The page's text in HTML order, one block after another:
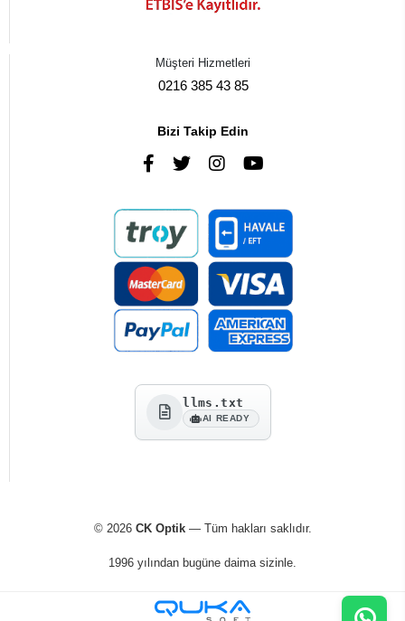
Müşteri Hizmetleri
0216 385 43 85
Bizi Takip Edin
llms.txt
AI READY
© 2026 CK Optik— Tüm hakları saklıdır.
1996 yılından bugüne daima sizinle.